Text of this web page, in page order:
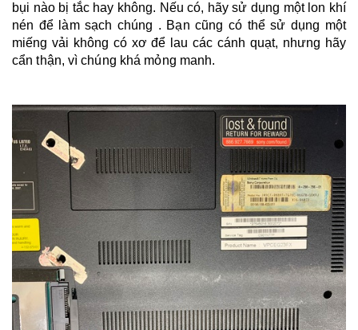
bụi nào bị tắc hay không. Nếu có, hãy sử dụng một lon khí
nén để làm sạch chúng . Bạn cũng có thể sử dụng một
miếng vải không có xơ để lau các cánh quạt, nhưng hãy
cẩn thận, vì chúng khá mỏng manh.